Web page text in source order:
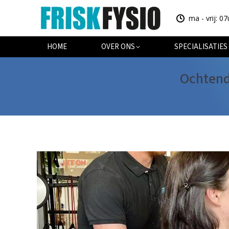
ma - vrij:
HOME OVER ONS SPECIALISATIES
HOME